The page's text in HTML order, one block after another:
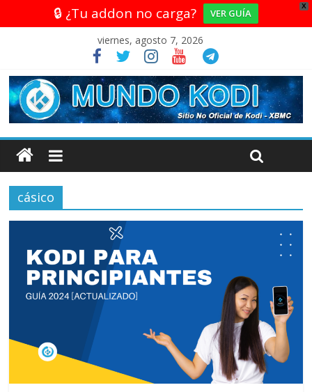
X
🔒 ¿Tu addon no carga? VER GUÍA
viernes, agosto 7, 2026
cásico